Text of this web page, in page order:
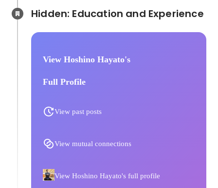
View Hoshino Hayato's
Full Profile
View past posts
View mutual connections
View Hoshino Hayato's full profile